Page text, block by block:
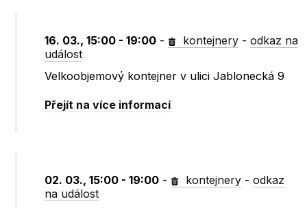
16. 03., 15:00 - 19:00 - kontejnery -odkaz na
událost
Velkoobjemový kontejner v ulici Jablonecká 9
Přejít na více informací
02. 03., 15:00 - 19:00 - kontejnery -odkaz
na událost